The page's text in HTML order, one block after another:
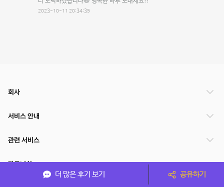
2023-10-11 20:34:35
더 많은 후기 보기 공유하기
회사
서비스 안내
관련 서비스
파트너쉽